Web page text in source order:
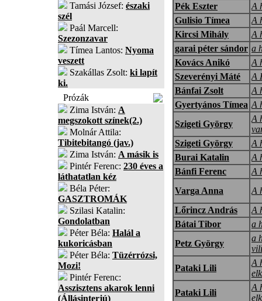
Tamási József: északi
szél
Paál Marcell:
Szezonzavar
Tímea Lantos: Nyoma
veszett
Szakállas Zsolt: ki lapít
ki.
Prózák
Zima István: A
megszokott színek(2.)
Molnár Attila:
Tibitebitangó (jav.)
Zima István: A másik is
Pintér Ferenc: 230 éves a
láthatatlan kéz
Béla Péter:
GASZTROMÁK
Szilasi Katalin:
Gondolatban
Péter Béla: Halál a
kukoricásban
Péter Béla: Tüzérrózsi,
Mozi!
Pintér Ferenc:
Asszisztens akarok lenni
(Állásinterjú)
Pék Eszter
A
Gulisio Tímea
A
Kircsi Mihály
A
garai péter sándor a
Kovács Anikó
A
Szeverényi Máté
A
Bánfai Zsolt
A
Gyertyános Tímea A
Szigeti György
A
Szigeti György
A
Burai Katalin
A
Bánfi Ferenc
A
Varga Anna
A
Lőrincz András
A
Bátai Tibor
a
Petz György
a
Pataki Lili
A
Pataki Lili
A